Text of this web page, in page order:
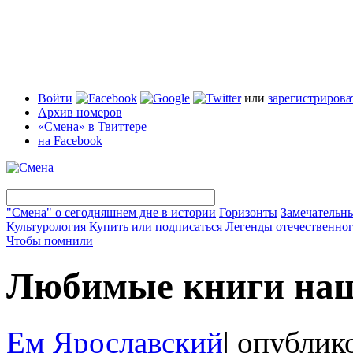
Войти или
Архив номеров
«Смена» в Твиттере
на Facebook
"Смена" о сегодняшнем дне в истории Горизонты
Культурология Купить или подписаться Легенды
Чтобы помнили
Любимые книги
Ем Ярославский|